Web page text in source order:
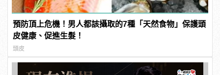
預防頂上危機！男人都該攝取的7種「天然食物」保護頭
皮健康、促進生髮！
頭皮